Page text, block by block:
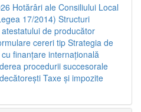
Hotărâri ale Consiliului Local
17/2014) Structuri
de producător
cereri tipStrategia de
finanţare internaţională
procedurii succesorale
Taxe şi impozite